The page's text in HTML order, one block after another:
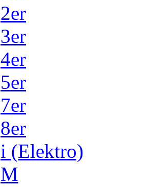
2er
3er
4er
5er
7er
8er
i (Elektro)
M